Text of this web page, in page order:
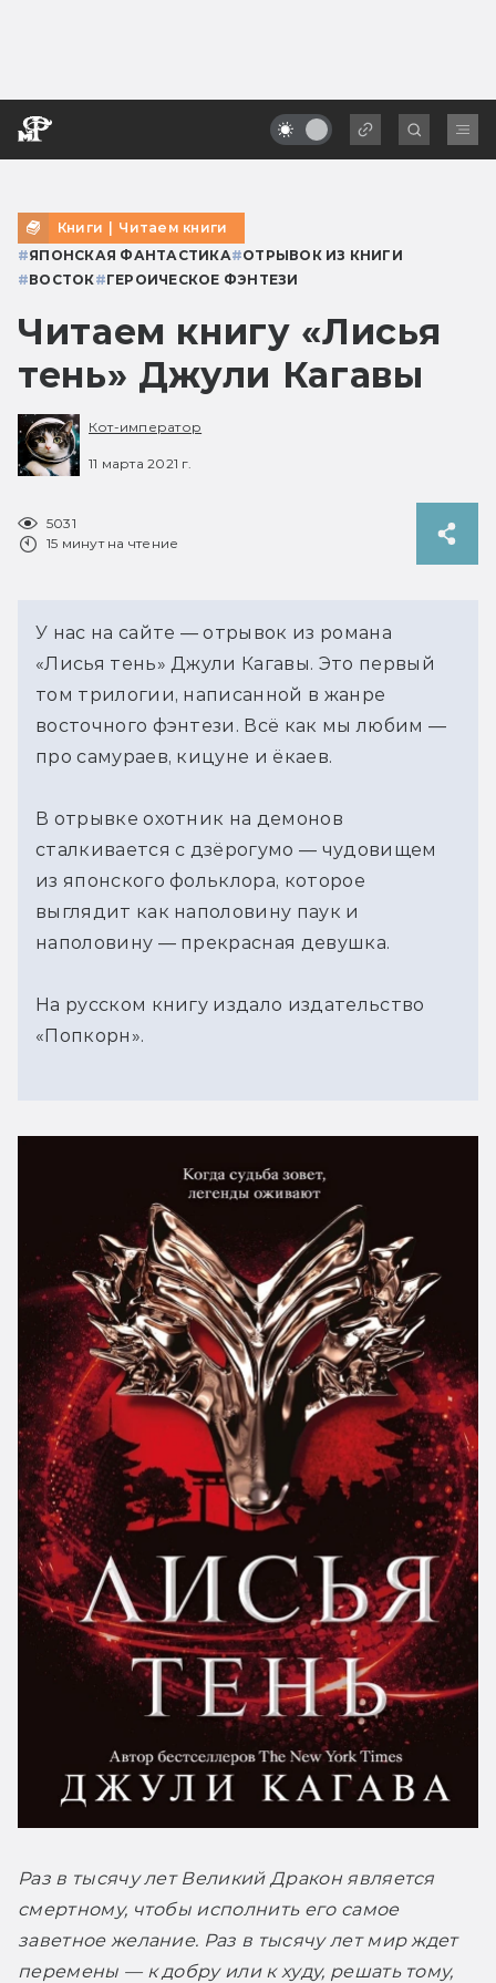
Книги | Читаем книги
#ЯПОНСКАЯ ФАНТАСТИКА#ОТРЫВОК ИЗ КНИГИ
#ВОСТОК#ГЕРОИЧЕСКОЕ ФЭНТЕЗИ
Читаем книгу «Лисья
тень» Джули Кагавы
Кот-император
11 марта 2021 г.
5031
15 минут на чтение
У нас на сайте — отрывок из романа
«Лисья тень» Джули Кагавы. Это первый
том трилогии, написанной в жанре
восточного фэнтези. Всё как мы любим —
про самураев, кицуне и ёкаев.
В отрывке охотник на демонов
сталкивается с дзёрогумо — чудовищем
из японского фольклора, которое
выглядит как наполовину паук и
наполовину — прекрасная девушка.
На русском книгу издало издательство
«Попкорн».
Раз в тысячу лет Великий Дракон является
смертному, чтобы исполнить его самое
заветное желание. Раз в тысячу лет мир ждет
перемены — к добру или к худу, решать тому,